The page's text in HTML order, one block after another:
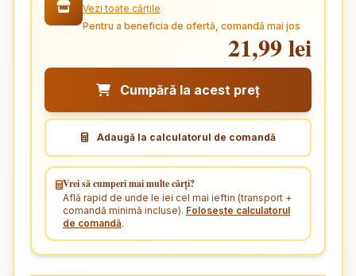
Vezi toate cărțile
Pentru a beneficia de ofertă, comandă mai jos
21,99 lei
Cumpără la acest preț
Adaugă la calculatorul de comandă
Vrei să cumperi mai multe cărți?
Află rapid de unde le iei cel mai ieftin (transport +
comandă minimă incluse). Folosește calculatorul
de comandă.